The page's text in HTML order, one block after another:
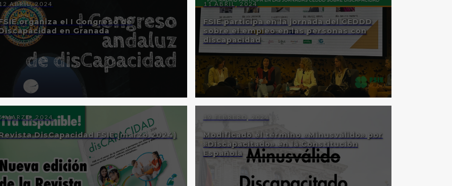
12 ABRIL, 2024
organiza el I Congreso de
en Granada
11 ABRIL, 2024
FSIE participa en la jornada del CEDDD
sobre el empleo en las personas con
discapacidad
MARZO, 2024
DisCapacidad FSIE (marzo 2024)
19 FEBRERO, 2024
Modificado el término «Minusválido» por
«Discapacitado» en la Constitución
Española